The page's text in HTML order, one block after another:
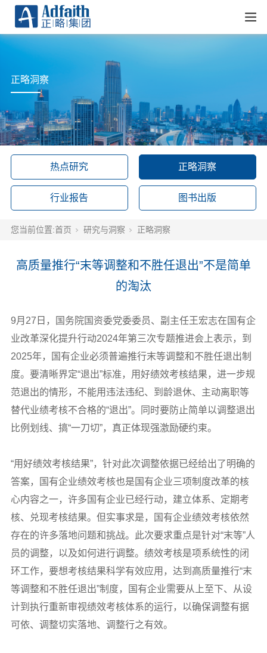
正略洞察
热点研究 正略洞察
行业报告 图书出版
您当前位置:首页 研究与洞察 正略洞察
高质量推行“末等调整和不胜任退出”不是简单
的淘汰
9月27日，国务院国资委党委委员、副主任王宏志在国有企
业改革深化提升行动2024年第三次专题推进会上表示，到
2025年，国有企业必须普遍推行末等调整和不胜任退出制
度。要清晰界定“退出”标准，用好绩效考核结果，进一步规
范退出的情形，不能用违法违纪、到龄退休、主动离职等
替代业绩考核不合格的“退出”。同时要防止简单以调整退出
比例划线、搞“一刀切”，真正体现强激励硬约束。
“用好绩效考核结果”，针对此次调整依据已经给出了明确的
答案，国有企业绩效考核也是国有企业三项制度改革的核
心内容之一，许多国有企业已经行动，建立体系、定期考
核、兑现考核结果。但实事求是，国有企业绩效考核依然
存在的许多落地问题和挑战。此次要求重点是针对“末等”人
员的调整，以及如何进行调整。绩效考核是项系统性的闭
环工作，要想考核结果科学有效应用，达到高质量推行“末
等调整和不胜任退出”制度，国有企业需要从上至下、从设
计到执行重新审视绩效考核体系的运行，以确保调整有据
可依、调整切实落地、调整行之有效。